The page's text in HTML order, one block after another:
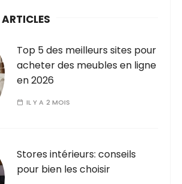
Top 5 des meilleurs sites pour
acheter des meubles en ligne
en 2026
IL Y A 2 MOIS
Stores intérieurs: conseils
pour bien les choisir